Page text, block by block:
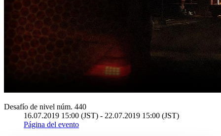
Desafío de nivel núm. 440
16.07.2019 15:00 (JST) - 22.07.2019 15:00 (JST)
Página del evento